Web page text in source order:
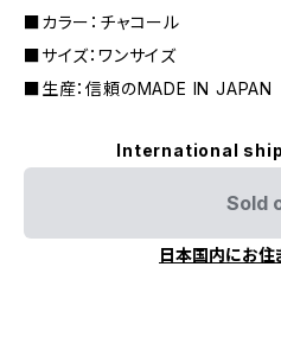
■カラー：チャコール
■サイズ：ワンサイズ
■生産：信頼のMADE IN JAPAN
International
Sold
日本国内にお住